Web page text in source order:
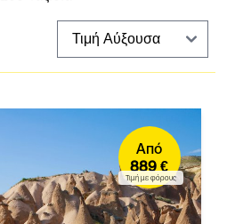
Από
889 €
Τιμή με φόρους